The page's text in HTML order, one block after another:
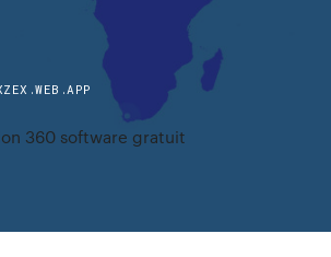
360 software gratuit